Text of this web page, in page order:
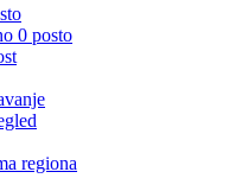
0 posto
regiona